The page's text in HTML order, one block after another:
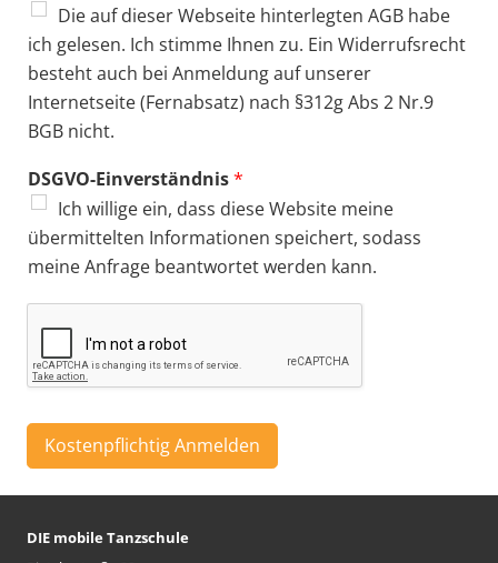
Die auf dieser Webseite hinterlegten AGB habe
ich gelesen. Ich stimme Ihnen zu. Ein Widerrufsrecht
besteht auch bei Anmeldung auf unserer
Internetseite (Fernabsatz) nach §312g Abs 2 Nr.9
BGB nicht.
DSGVO-Einverständnis*
Ich willige ein, dass diese Website meine
übermittelten Informationen speichert, sodass
meine Anfrage beantwortet werden kann.
Kostenpflichtig Anmelden
DIE mobile Tanzschule